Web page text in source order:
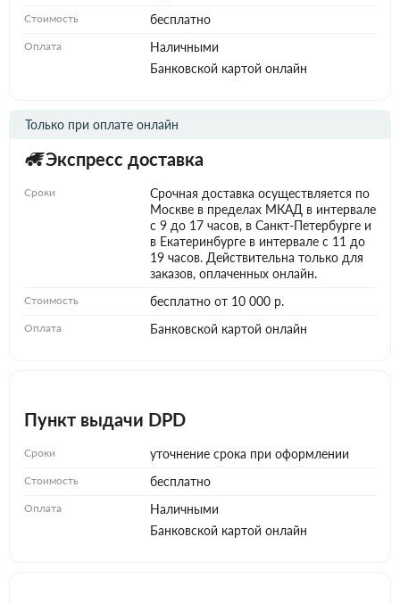
Стоимость бесплатно
Оплата
Наличными
Банковской картой онлайн
Экспресс доставка
Только при оплате онлайн
Сроки
Срочная доставка осуществляется по
Москве в пределах МКАД в интервале
с 9 до 17 часов, в Санкт-Петербурге и
в Екатеринбурге в интервале с 11 до
19 часов. Действительна только для
заказов, оплаченных онлайн.
Стоимость бесплатно от 10 000 р.
Оплата Банковской картой онлайн
Пункт выдачи DPD
Сроки уточнение срока при оформлении
Стоимость бесплатно
Оплата
Наличными
Банковской картой онлайн